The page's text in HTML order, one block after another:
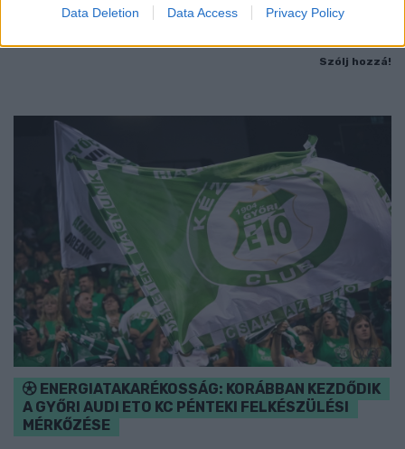
Data Deletion Data Access Privacy Policy
Majka koncert, jóga szeánsz, “borhajózás” és egy csomó minden
Szólj hozzá!
ENERGIATAKARÉKOSSÁG: KORÁBBAN KEZDŐDIK
A GYŐRI AUDI ETO KC PÉNTEKI FELKÉSZÜLÉSI
MÉRKŐZÉSE